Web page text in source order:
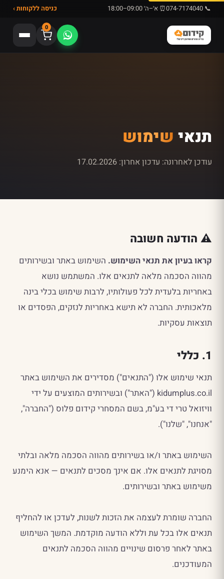
📞 074-7174040 ⏰ א׳–ה׳ 09:00–18:00 כניסה ללקוחות ›
0
תנאי שימוש
עודכן לאחרונה: עדכון אחרון: 17.02.2026
⚠️ הודעה חשובה
קראו בעיון את תנאי השימוש. השימוש באתר ובשירותים
מהווה הסכמה מלאה לתנאים אלו. המשתמש נושא
באחריות בלעדית לכל פעולותיו, לרבות שימוש בכלי בינה
מלאכותית. החברה לא תישא באחריות לנזקים, הפסדים או
תוצאות עסקיות.
1. כללי
תנאי שימוש אלו ("התנאים") מסדירים את השימוש באתר
kidumplus.co.il ("האתר") ובשירותים המוצעים על ידי
וויזואל טרי די בע"מ, בשם המסחרי קידום פלוס ("החברה",
"אנחנו", "שלנו").
השימוש באתר ו/או בשירותים מהווה הסכמה מלאה ובלתי
מסויגת לתנאים אלו. אם אינך מסכים לתנאים — אנא הימנע
משימוש באתר ובשירותים.
החברה שומרת לעצמה את הזכות לשנות, לעדכן או להחליף
תנאים אלו בכל עת וללא הודעה מוקדמת. המשך השימוש
באתר לאחר פרסום שינויים מהווה הסכמה לתנאים
המעודכנים.